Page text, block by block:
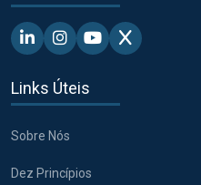
Linkedin - Pacto Global
Instagram - Pacto
Youtube -
X - Pacto
Links Úteis
Sobre Nós
Dez Princípios